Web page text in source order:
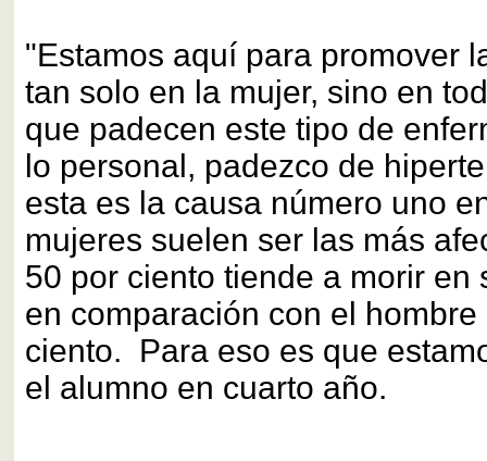
"Estamos aquí para promover
tan solo en la mujer, sino en
que padecen este tipo de
lo personal, padezco de
esta es la causa número uno
mujeres suelen ser las más
50 por ciento tiende a morir en
en comparación con el
ciento. Para eso es que
el alumno en cuarto año.